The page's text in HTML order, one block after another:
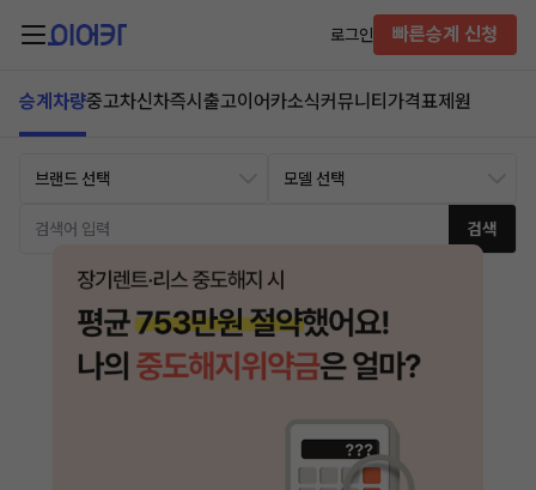
로그인 빠른승계 신청
승계차량중고차신차즉시출고이어카소식커뮤니티 가격표제원
검색